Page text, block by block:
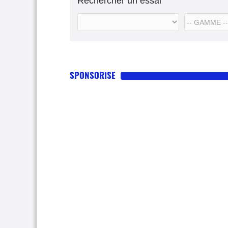
SPONSORISE